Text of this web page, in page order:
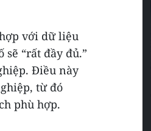
với dữ liệu
“rất đầy đủ.”
Điều này
từ đó
phù hợp.